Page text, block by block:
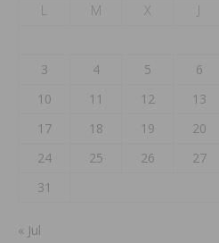
L
M X J
3
4 5 6
10
11 12 13
17
18 19 20
24
25 26 27
31
« Jul